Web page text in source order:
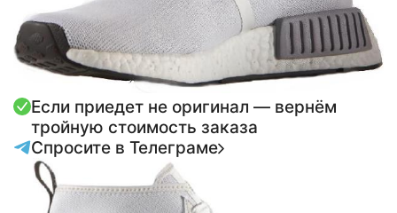
Если приедет не оригинал — вернём
тройную стоимость заказа
Спросите в Телеграме